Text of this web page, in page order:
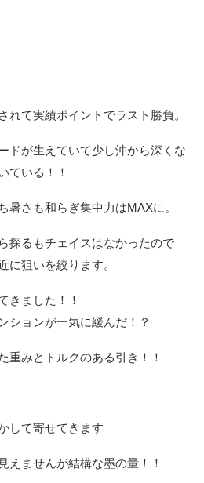
れて実績ポイントでラスト勝負。
ドが生えていて少し沖から深くな
ている！！
暑さも和らぎ集中力はMAXに。
探るもチェイスはなかったので
に狙いを絞ります。
きました！！
ションが一気に緩んだ！？
重みとトルクのある引き！！
して寄せてきます
えませんが結構な墨の量！！